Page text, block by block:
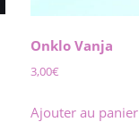
Onklo Vanja
3,00€
Ajouter au panier